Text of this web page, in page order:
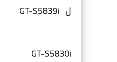
ل GT-S5839i
GT-S5830i